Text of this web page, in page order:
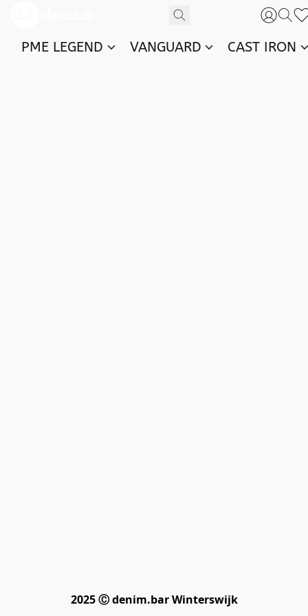
PME LEGEND VANGUARD CAST IRON
2025 Ⓒ denim.bar Winterswijk